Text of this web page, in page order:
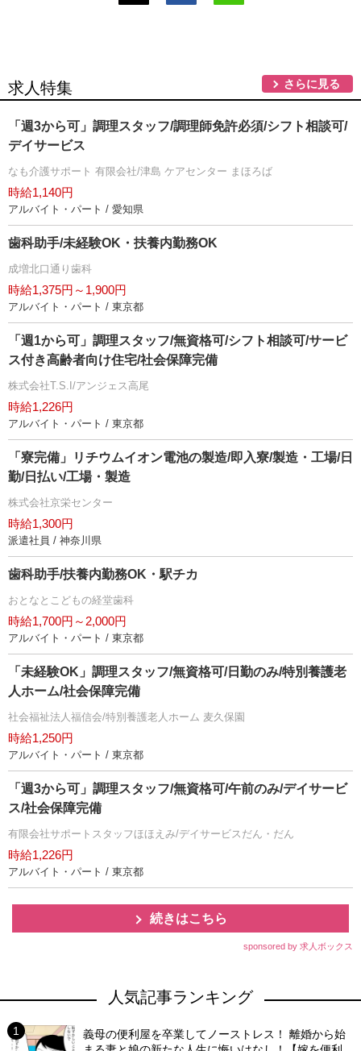
求人特集 さらに見る
「週3から可」調理スタッフ/調理師免許必須/シフト相談可/
デイサービス
なも介護サポート 有限会社/津島 ケアセンター まほろば
時給1,140円
アルバイト・パート / 愛知県
歯科助手/未経験OK・扶養内勤務OK
成増北口通り歯科
時給1,375円～1,900円
アルバイト・パート / 東京都
「週1から可」調理スタッフ/無資格可/シフト相談可/サービ
ス付き高齢者向け住宅/社会保障完備
株式会社T.S.I/アンジェス高尾
時給1,226円
アルバイト・パート / 東京都
「寮完備」リチウムイオン電池の製造/即入寮/製造・工場/日
勤/日払い/工場・製造
株式会社京栄センター
時給1,300円
派遣社員 / 神奈川県
歯科助手/扶養内勤務OK・駅チカ
おとなとこどもの経堂歯科
時給1,700円～2,000円
アルバイト・パート / 東京都
「未経験OK」調理スタッフ/無資格可/日勤のみ/特別養護老
人ホーム/社会保障完備
社会福祉法人福信会/特別養護老人ホーム 麦久保園
時給1,250円
アルバイト・パート / 東京都
「週3から可」調理スタッフ/無資格可/午前のみ/デイサービ
ス/社会保障完備
有限会社サポートスタッフほほえみ/デイサービスだん・だん
時給1,226円
アルバイト・パート / 東京都
続きはこちら
sponsored by 求人ボックス
人気記事ランキング
義母の便利屋を卒業してノーストレス！ 離婚から始